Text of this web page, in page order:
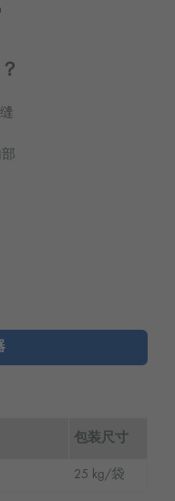
包装尺寸
25 kg/袋